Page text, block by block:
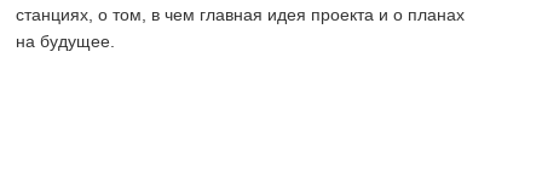
станциях, о том, в чем главная идея проекта и о планах
на будущее.